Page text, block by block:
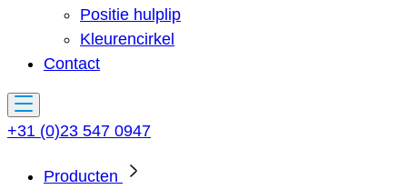
Positie hulplip
Kleurencirkel
Contact
+31 (0)23 547 0947
Producten